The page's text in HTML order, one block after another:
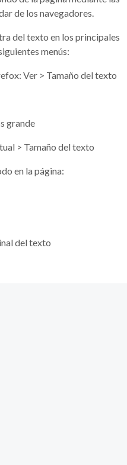
de los navegadores.
del texto en los principales
menús:
Ver > Tamaño del texto
grande
> Tamaño del texto
en la página:
del texto